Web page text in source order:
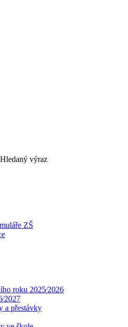
Hledaný výraz
ZŠ
roku 2025⁄2026
a přestávky